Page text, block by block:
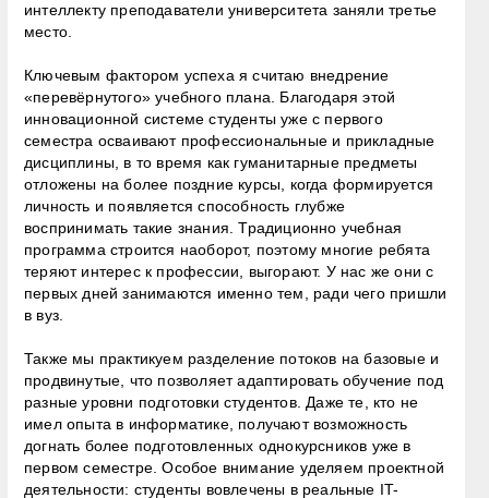
интеллекту преподаватели университета заняли третье
место.
Ключевым фактором успеха я считаю внедрение
«перевёрнутого» учебного плана. Благодаря этой
инновационной системе студенты уже с первого
семестра осваивают профессиональные и прикладные
дисциплины, в то время как гуманитарные предметы
отложены на более поздние курсы, когда формируется
личность и появляется способность глубже
воспринимать такие знания. Традиционно учебная
программа строится наоборот, поэтому многие ребята
теряют интерес к профессии, выгорают. У нас же они с
первых дней занимаются именно тем, ради чего пришли
в вуз.
Также мы практикуем разделение потоков на базовые и
продвинутые, что позволяет адаптировать обучение под
разные уровни подготовки студентов. Даже те, кто не
имел опыта в информатике, получают возможность
догнать более подготовленных однокурсников уже в
первом семестре. Особое внимание уделяем проектной
деятельности: студенты вовлечены в реальные IT-